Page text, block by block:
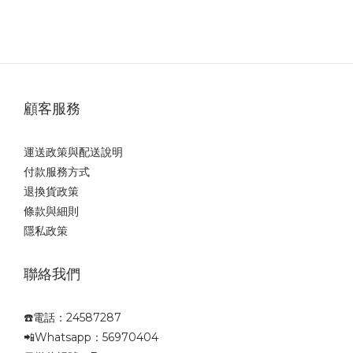
顧客服務
運送政策與配送說明
付款服務方式
退換貨政策
條款與細則
隱私政策
聯絡我們
☎️電話：24587287
📲Whatsapp：56970404